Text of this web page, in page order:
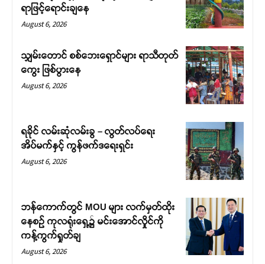
ရာဖြင့်ရောင်းချနေ
August 6, 2026
သျှမ်းတောင် စစ်ဘေးရှောင်များ ရာသီတုတ်
ကွေး ဖြစ်ပွားနေ
August 6, 2026
ရခိုင် လမ်းဆုံလမ်းခွ – လွတ်လပ်ရေး
အိပ်မက်နှင့် ကွန်ဖက်ဒရေးရှင်း
August 6, 2026
ဘန်ကောက်တွင် MOU များ လက်မှတ်ထိုး
နေစဉ် ကုလရုံးရှေ့၌ မင်းအောင်လှိုင်ကို
ကန့်ကွက်ရှုတ်ချ
August 6, 2026